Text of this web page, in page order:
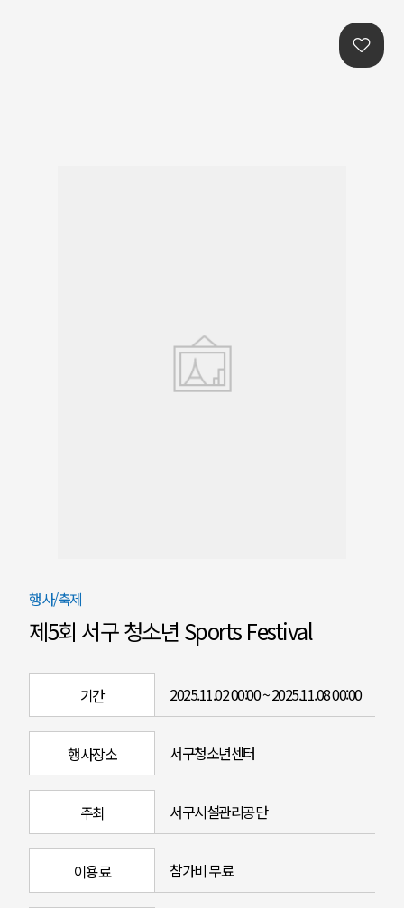
행사/축제
제5회 서구 청소년 Sports Festival
기간 2025.11.02 00:00 ~ 2025.11.08 00:00
행사장소 서구청소년센터
주최 서구시설관리공단
이용료 참가비 무료